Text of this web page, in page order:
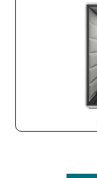
Slide